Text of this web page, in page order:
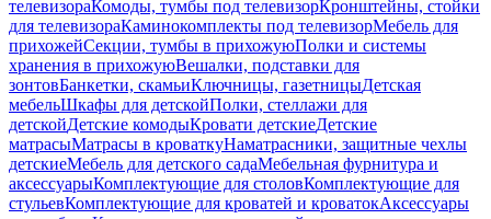
телевизораКомоды, тумбы под телевизорКронштейны, стойки
для телевизораКаминокомплекты под телевизорМебель для
прихожейСекции, тумбы в прихожуюПолки и системы
хранения в прихожуюВешалки, подставки для
зонтовБанкетки, скамьиКлючницы, газетницыДетская
мебельШкафы для детскойПолки, стеллажи для
детскойДетские комодыКровати детскиеДетские
матрасыМатрасы в кроваткуНаматрасники, защитные чехлы
детскиеМебель для детского садаМебельная фурнитура и
аксессуарыКомплектующие для столовКомплектующие для
стульевКомплектующие для кроватей и кроватокАксессуары